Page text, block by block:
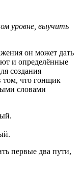
уровне, выучить
он может дать
и определённые
создания
том, что гонщик
словами
первые два пути,